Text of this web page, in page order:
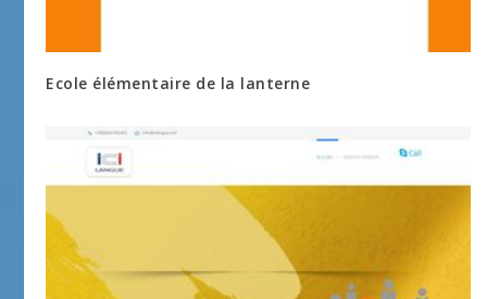
Ecole élémentaire de la lanterne